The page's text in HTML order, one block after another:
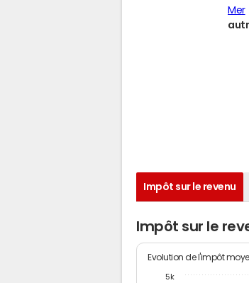
Mer
Impôt sur le revenu
Impôt sur le
Evolution de l'impôt
5k